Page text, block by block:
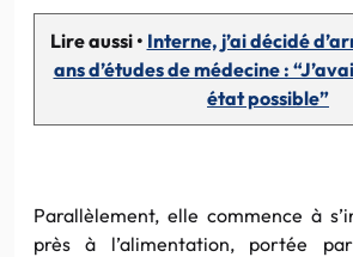
Lire aussi • Interne, j’ai décidé
ans d’études de médecine :
état possible”
Parallèlement, elle commence à
près à l’alimentation, portée